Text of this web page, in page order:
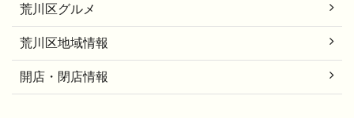
荒川区グルメ
荒川区地域情報
開店・閉店情報